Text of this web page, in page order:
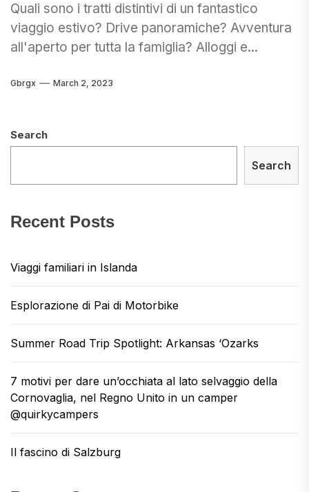
Quali sono i tratti distintivi di un fantastico
viaggio estivo? Drive panoramiche? Avventura
all'aperto per tutta la famiglia? Alloggi e...
Gbrgx March 2, 2023
Search
Search
Recent Posts
Viaggi familiari in Islanda
Esplorazione di Pai di Motorbike
Summer Road Trip Spotlight: Arkansas ‘Ozarks
7 motivi per dare un’occhiata al lato selvaggio della
Cornovaglia, nel Regno Unito in un camper
@quirkycampers
Il fascino di Salzburg